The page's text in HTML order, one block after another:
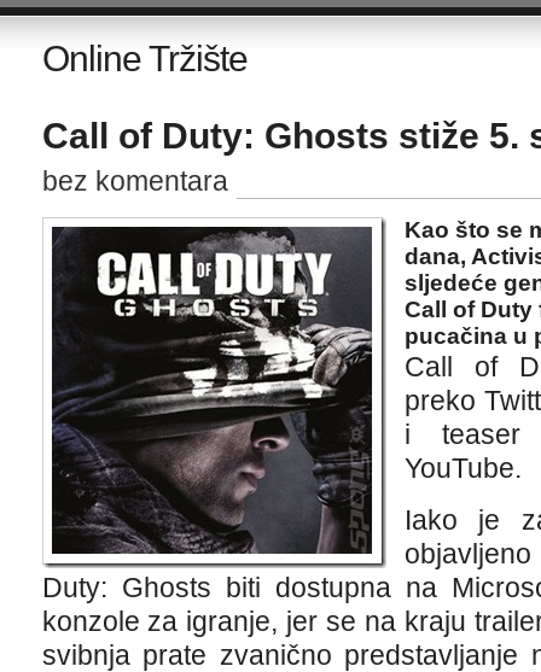
Online Tržište
Call of Duty: Ghosts stiže 5.
bez komentara
Kao što se
dana,
sljedeće
Call of Duty
pucačina u
Call of
preko
i teaser
YouTube.
Iako je
Duty: Ghosts biti dostupna na
konzole za igranje, jer se na kraju
svibnja prate zvanično predstavljanje